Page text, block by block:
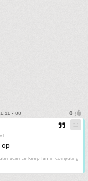
• 88
op
science keep fun in computing